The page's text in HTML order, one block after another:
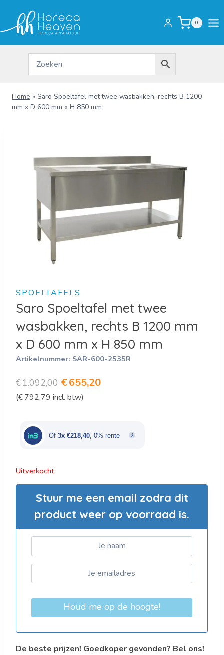
inhoud
0
Home » Saro Spoeltafel met twee wasbakken, rechts B 1200
mm x D 600 mm x H 850 mm
SPOELTAFELS
Saro Spoeltafel met twee
wasbakken, rechts B 1200 mm
x D 600 mm x H 850 mm
Artikelnummer: SAR-600-2535R
€1.092,00 Oorspronkelijke
prijs
€1.092,00.
€655,20Huidige
€655,20.
(€792,79 incl. btw)
Of 3x €218,40, 0% rente
Uitverkocht
Stuur me een email zodra dit
product weer op voorraad is.
Houd me op de hoogte!
De beste prijzen! Goedkoper gevonden? Bel ons!